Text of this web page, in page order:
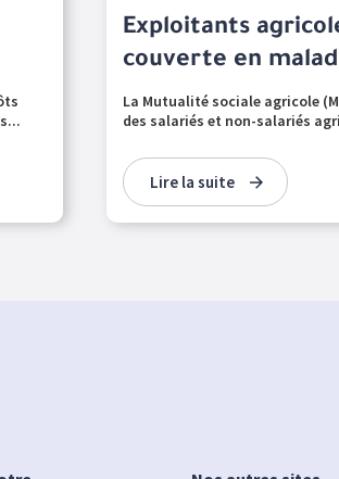
Exploitants
couverte en
La Mutualité sociale agricole
des salariés et non-salariés
Lire la suite